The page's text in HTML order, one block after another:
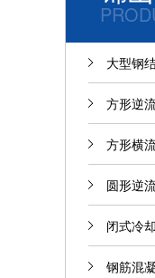
大型钢
方形逆
方形横
圆形逆
闭式冷
钢筋混